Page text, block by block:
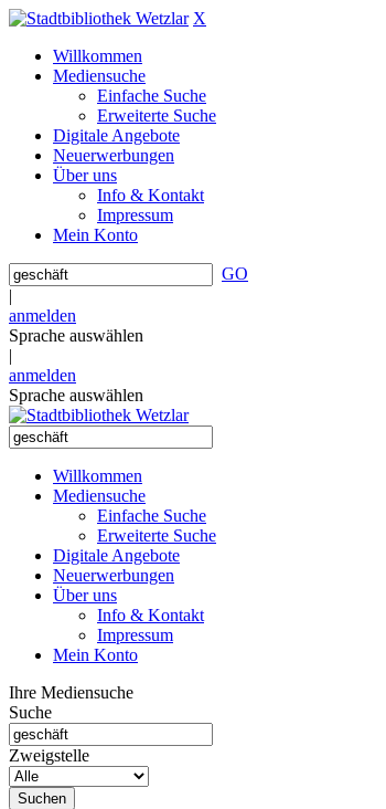
X
Willkommen
Mediensuche
Einfache Suche
Erweiterte Suche
Digitale Angebote
Neuerwerbungen
Über uns
Info & Kontakt
Impressum
Mein Konto
GO
|
anmelden
Sprache auswählen
|
anmelden
Sprache auswählen
Willkommen
Mediensuche
Einfache Suche
Erweiterte Suche
Digitale Angebote
Neuerwerbungen
Über uns
Info & Kontakt
Impressum
Mein Konto
Ihre Mediensuche
Suche
Zweigstelle